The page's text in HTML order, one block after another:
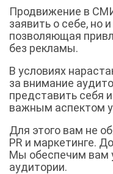
Продвижение в
заявить о себе, но
позволяющая
без рекламы.
В условиях
за внимание
представить себя
важным аспектом
Для этого вам не
PR и маркетинге.
Мы обеспечим вам
аудитории.